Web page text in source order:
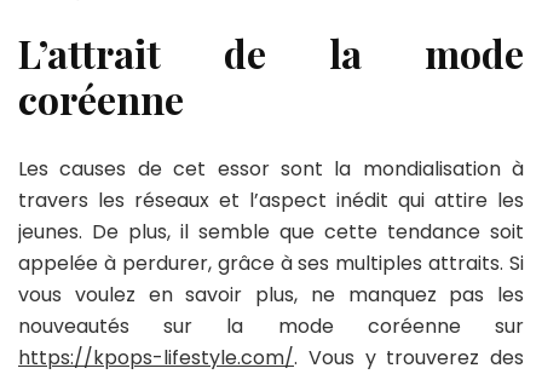
L’attrait de la mode
coréenne
Les causes de cet essor sont la mondialisation à
travers les réseaux et l’aspect inédit qui attire les
jeunes. De plus, il semble que cette tendance soit
appelée à perdurer, grâce à ses multiples attraits. Si
vous voulez en savoir plus, ne manquez pas les
nouveautés sur la mode coréenne sur
https://kpops-lifestyle.com/. Vous y trouverez des